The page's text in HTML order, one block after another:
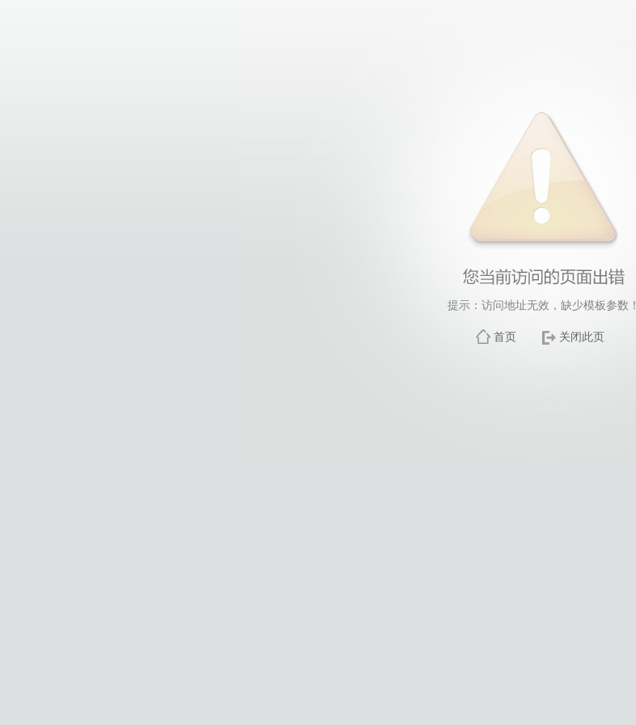
提示：访问地址无效，缺少模板参数！
首页 关闭此页